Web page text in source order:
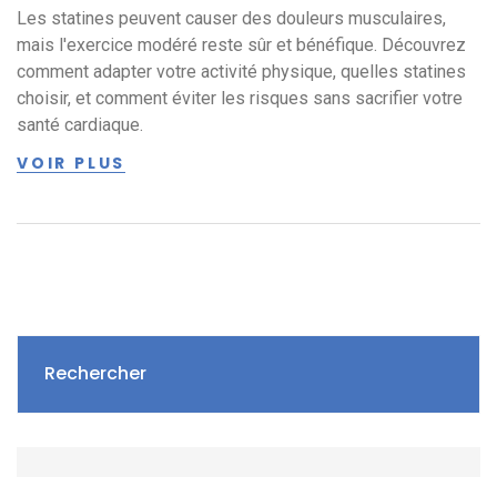
Les statines peuvent causer des douleurs musculaires,
mais l'exercice modéré reste sûr et bénéfique. Découvrez
comment adapter votre activité physique, quelles statines
choisir, et comment éviter les risques sans sacrifier votre
santé cardiaque.
VOIR PLUS
Rechercher